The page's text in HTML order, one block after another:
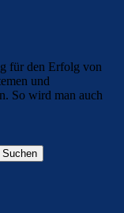
für den Erfolg von
und
So wird man auch
Suchen